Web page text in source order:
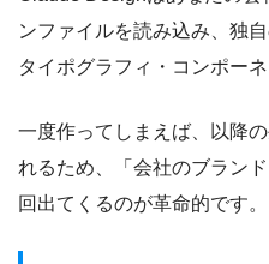
ンファイルを読み込み、独
タイポグラフィ・コンポー
一度作ってしまえば、以降
れるため、「会社のブラン
回出てくるのが革命的です。